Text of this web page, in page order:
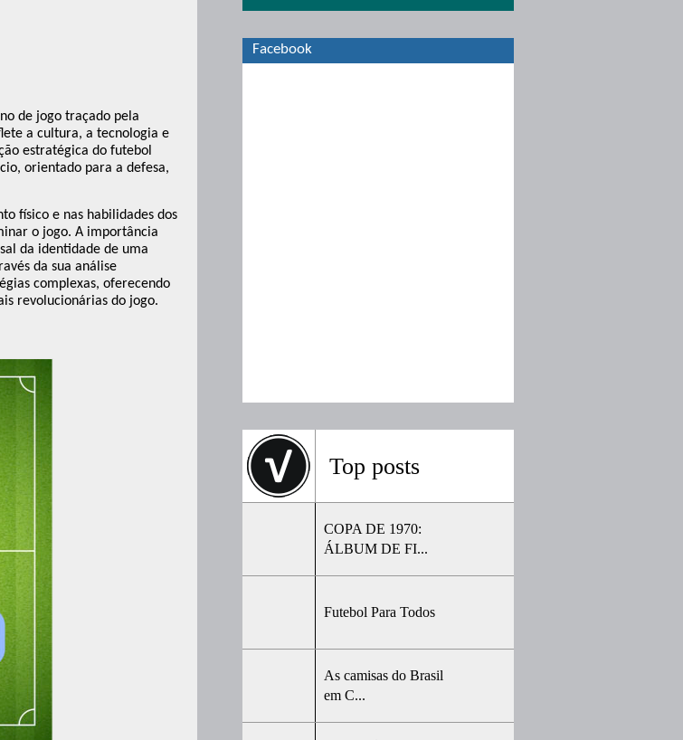
de jogo traçado pela
a cultura, a tecnologia e
estratégica do futebol
orientado para a defesa,
físico e nas habilidades dos
o jogo. A importância
da identidade de uma
da sua análise
complexas, oferecendo
revolucionárias do jogo.
Facebook
Top posts
COPA DE 1970:
ÁLBUM DE FI...
Futebol Para Todos
As camisas do Brasil
em C...